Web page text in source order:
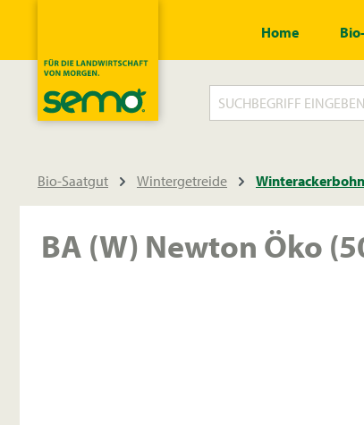
Home
Bio-Saatgut Wintergetreide
BA (W) Newton Öko